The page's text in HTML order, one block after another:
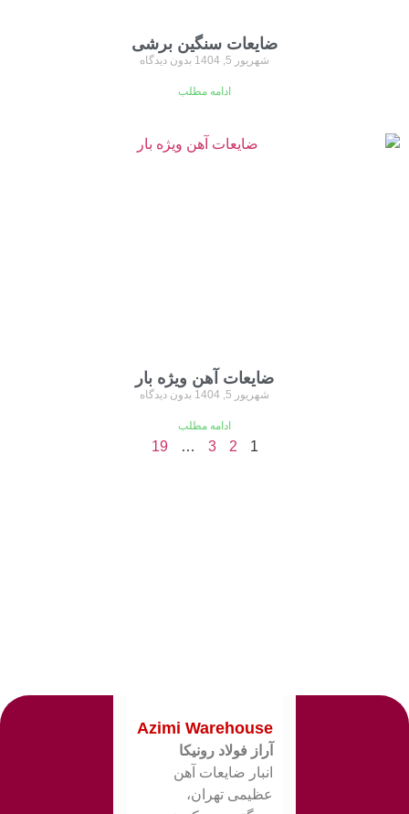
ضایعات سنگین برشی
شهریور 5, 1404 بدون دیدگاه
ادامه مطلب
ضایعات آهن ویژه بار
شهریور 5, 1404 بدون دیدگاه
ادامه مطلب
1
2
3
…
19
Azimi Warehouse
آراز فولاد رونیکا
انبار ضایعات آهن
عظیمی تهران،